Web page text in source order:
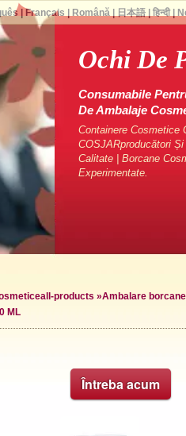
Ochi De
Consumabile
De Ambalaje
Containere Cosmetice
COSJARproducători
Calitate | Borcane
Experimentate.
all-products »Ambalare borcane
ML
Întreba acum
Français Română| 日本語| हिन्दी|